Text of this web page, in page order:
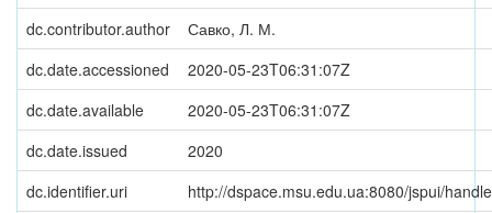
dc.contributor.author
Савко, Л. М.
dc.date.accessioned
2020-05-23T06:31:07Z
dc.date.available
2020-05-23T06:31:07Z
dc.date.issued
2020
dc.identifier.uri
http://dspace.msu.edu.ua:8080/jspui/